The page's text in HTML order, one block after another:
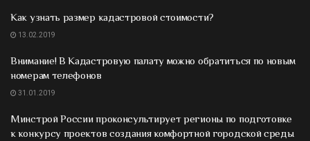
Как узнать размер кадастровой стоимости?
13.02.2019
Внимание! В Кадастровую палату можно обратиться по новым
номерам телефонов
31.01.2019
Минстрой России проконсультирует регионы по подготовке
к конкурсу проектов создания комфортной городской среды